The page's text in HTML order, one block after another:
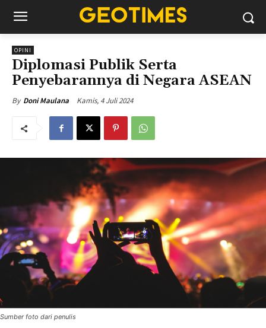
OPINI
Diplomasi Publik Serta
Penyebarannya di Negara ASEAN
By Doni Maulana Kamis, 4 Juli 2024
Sumber foto dari penulis